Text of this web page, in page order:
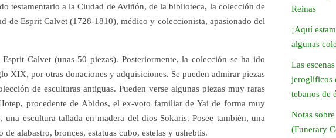
testamentario a la Ciudad de Aviñón, de la biblioteca, la colección de
de Esprit Calvet (1728-1810), médico y coleccionista, apasionado del
Calvet (unas 50 piezas). Posteriormente, la colección se ha ido
XIX, por otras donaciones y adquisiciones. Se pueden admirar piezas
de esculturas antiguas. Pueden verse algunas piezas muy raras
procedente de Abidos, el ex-voto familiar de Yai de forma muy
escultura tallada en madera del dios Sokaris. Posee también, una
alabastro, bronces, estatuas cubo, estelas y ushebtis.
Reinas
¡Aquí
algunas
Las
jeroglíficos
tebanos de
Notas
(Funerary